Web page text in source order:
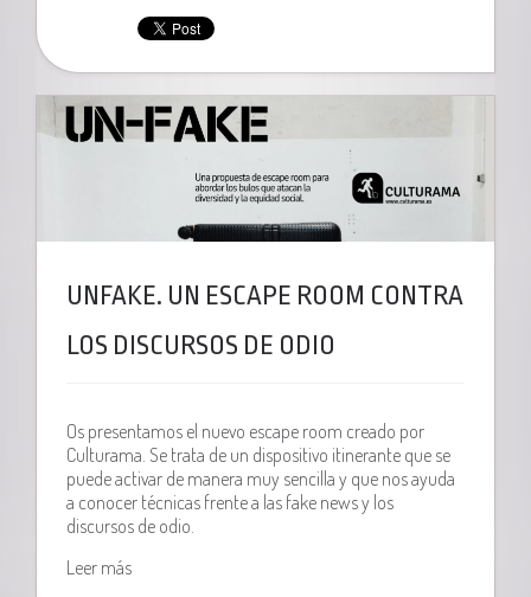
UNFAKE. UN ESCAPE ROOM CONTRA
LOS DISCURSOS DE ODIO
Os presentamos el nuevo escape room creado por
Culturama. Se trata de un dispositivo itinerante que se
puede activar de manera muy sencilla y que nos ayuda
a conocer técnicas frente a las fake news y los
discursos de odio.
Leer más